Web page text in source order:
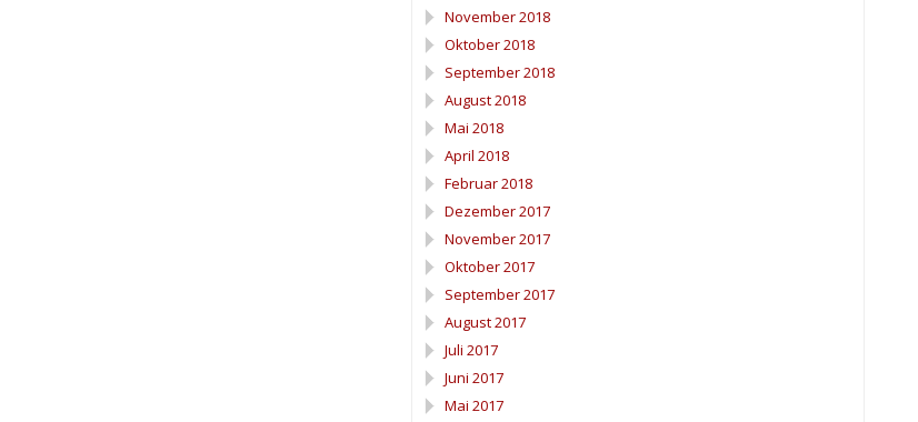
November 2018
Oktober 2018
September 2018
August 2018
Mai 2018
April 2018
Februar 2018
Dezember 2017
November 2017
Oktober 2017
September 2017
August 2017
Juli 2017
Juni 2017
Mai 2017